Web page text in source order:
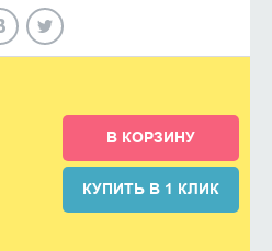
В КОРЗИНУ
КУПИТЬ В 1 КЛИК